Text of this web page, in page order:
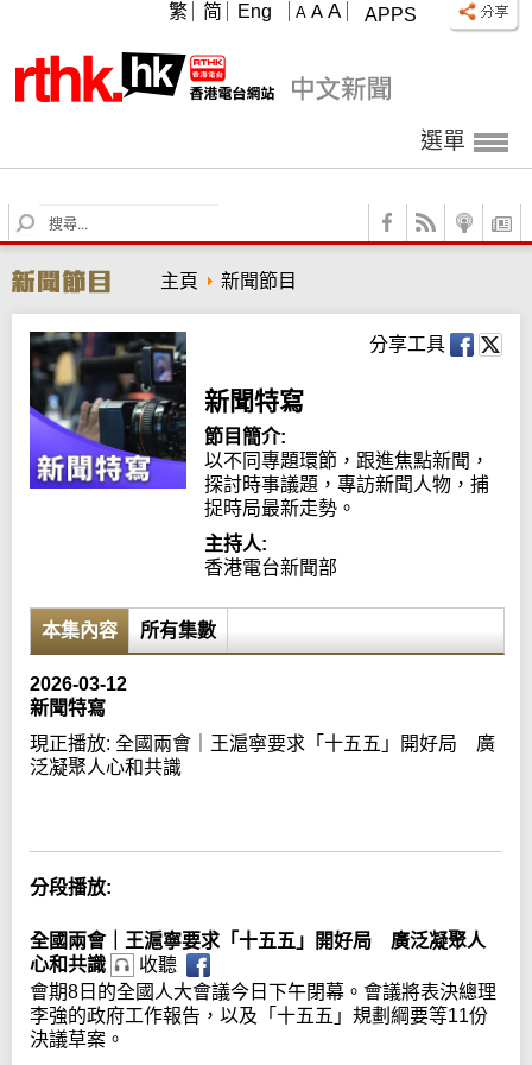
APPS
A A A
繁 简 Eng
選單
S
e
r
c
h
主頁 新聞節目
分享工具
新聞特寫
節目簡介:
以不同專題環節，跟進焦點新聞，
探討時事議題，專訪新聞人物，捕
捉時局最新走勢。
主持人:
香港電台新聞部
本集內容 所有集數
2026-03-12
新聞特寫
現正播放: 全國兩會｜王滬寧要求「十五五」開好局 廣
泛凝聚人心和共識
分段播放:
全國兩會｜王滬寧要求「十五五」開好局 廣泛凝聚人
心和共識
收聽
會期8日的全國人大會議今日下午閉幕。會議將表決總理
李強的政府工作報告，以及「十五五」規劃綱要等11份
決議草案。